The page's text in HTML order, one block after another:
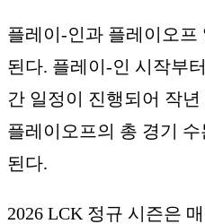
플레이-인과 플레이오프
된다. 플레이-인 시작부
간 일정이 진행되어 작
플레이오프의 총 경기 수
된다.
2026 LCK 정규 시즌은